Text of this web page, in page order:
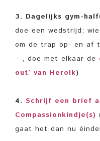
3. Dagelijks gym-
doe een wedstrijd;
om de trap op- en af
– , doe met elkaar de
out’ van HeroIk)
4. Schrijf een brief
Compassionkindje(s)
gaat het dan nu